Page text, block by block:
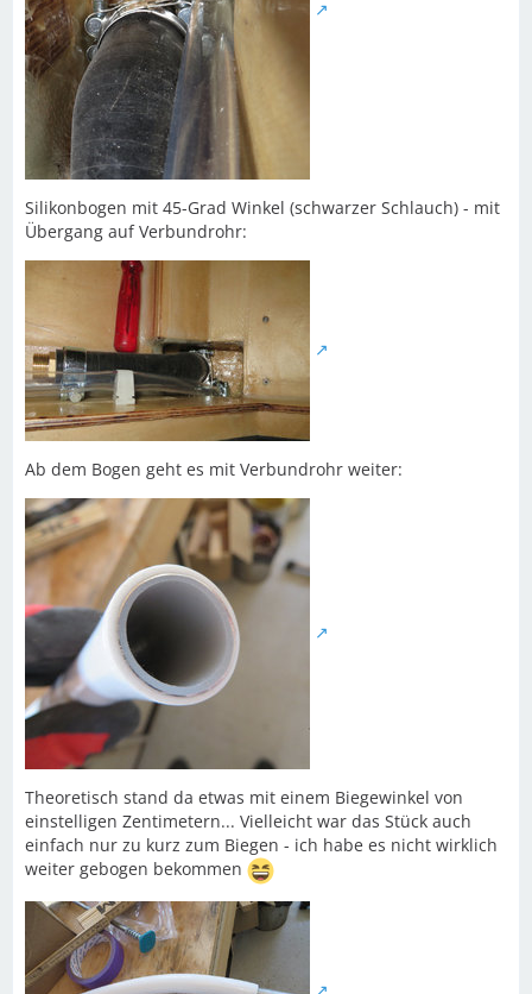
Silikonbogen mit 45-Grad Winkel (schwarzer Schlauch) - mit
Übergang auf Verbundrohr:
Ab dem Bogen geht es mit Verbundrohr weiter:
Theoretisch stand da etwas mit einem Biegewinkel von
einstelligen Zentimetern... Vielleicht war das Stück auch
einfach nur zu kurz zum Biegen - ich habe es nicht wirklich
weiter gebogen bekommen